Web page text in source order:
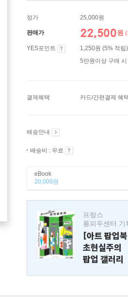
정가 25,000원
판매가 22,500원
YES포인트
1,250원 (5% 적립)
5만원이상 구매
결제혜택 카드/간편결제 혜
배송안내
배송비 : 무료
eBook
20,000원
프랑스
퐁피두센터 기
[아트 팝업
초현실주의
팝업 갤러리